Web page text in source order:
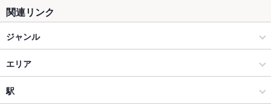
テラス席
貸切
設備
Wi-Fi なし
バリアフリ
関連リンク
ジャンル
居酒屋
創作
エリア
赤羽
駅